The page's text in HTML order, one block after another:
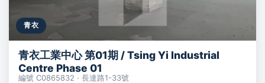
青衣
青衣工業中心 第01期 / Tsing Yi Industrial
Centre Phase 01
編號 C0865832 · 長達路1-33號